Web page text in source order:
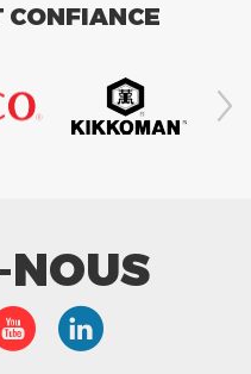
CONFIANCE